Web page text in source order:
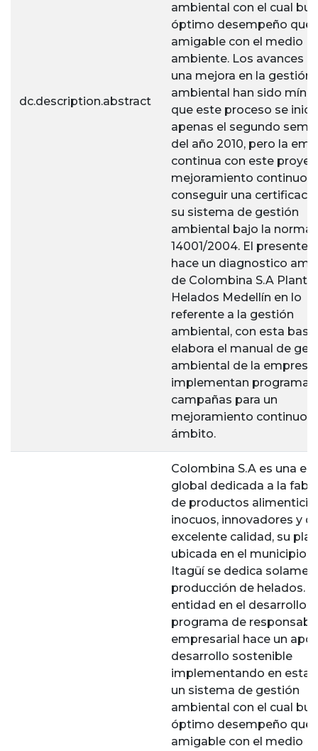
dc.description.abstract
ambiental con el cual
óptimo desempeño que
amigable con el medio
ambiente. Los avances
una mejora en la gestión
ambiental han sido
que este proceso se
apenas el segundo
del año 2010, pero la
continua con este
mejoramiento continuo
conseguir una
su sistema de gestión
ambiental bajo la norma
14001/2004. El presente
hace un diagnostico
de Colombina S.A Planta
Helados Medellín en lo
referente a la gestión
ambiental, con esta base
elabora el manual de
ambiental de la empresa
implementan programas
campañas para un
mejoramiento continuo
ámbito.
Colombina S.A es una
global dedicada a la
de productos
inocuos, innovadores y
excelente calidad, su
ubicada en el municipio
Itagüí se dedica
producción de helados.
entidad en el desarrollo
programa de
empresarial hace un
desarrollo sostenible
implementando en esta
un sistema de gestión
ambiental con el cual
óptimo desempeño que
amigable con el medio